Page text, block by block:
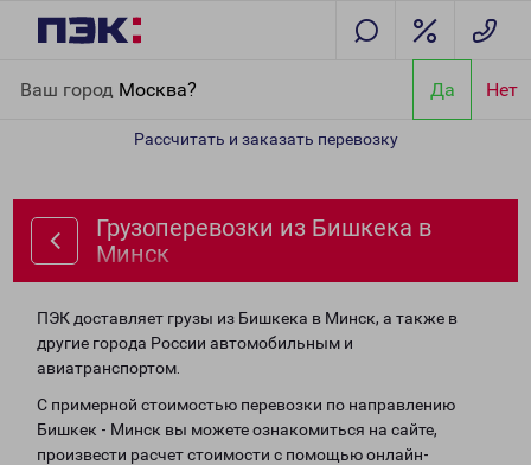
Ваш город Москва? Да Нет
Рассчитать и заказать перевозку
Грузоперевозки из Бишкека в
Минск
ПЭК доставляет грузы из Бишкека в Минск, а также в
другие города России автомобильным и
авиатранспортом.
С примерной стоимостью перевозки по направлению
Бишкек - Минск вы можете ознакомиться на сайте,
произвести расчет стоимости с помощью онлайн-